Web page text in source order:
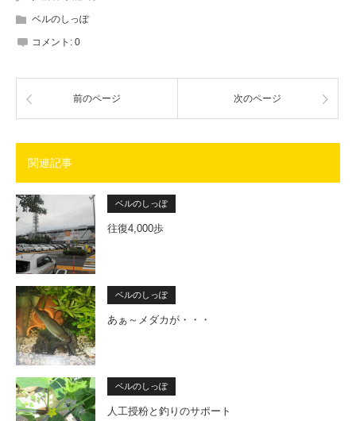
ベルのしっぽ
コメント: 0
前のページ 次のページ
関連記事
ベルのしっぽ
往復4,000歩
ベルのしっぽ
あぁ～メダカが・・・
ベルのしっぽ
人工授粉と釣りのサポート